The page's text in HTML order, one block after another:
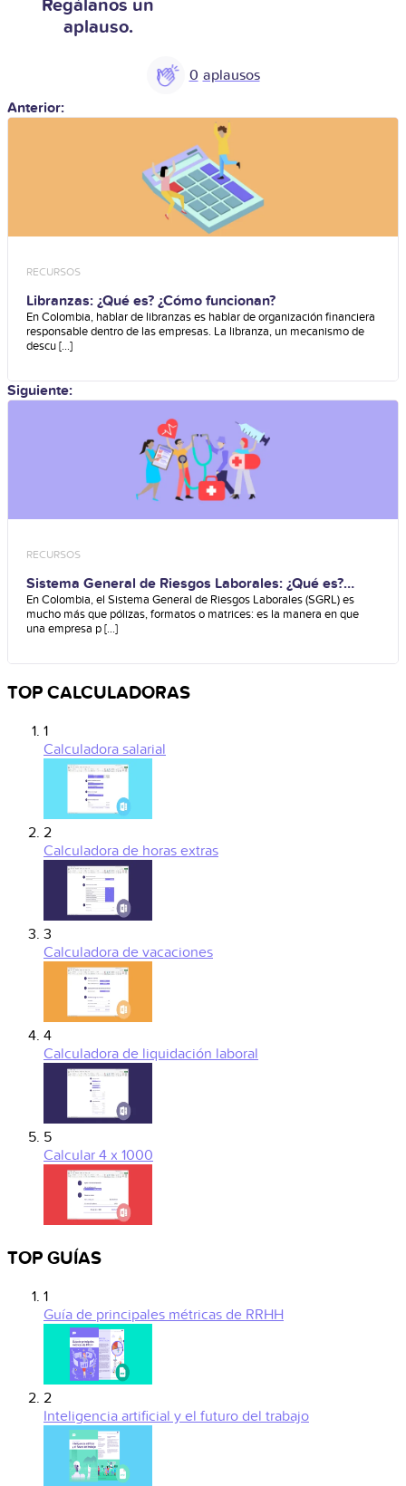
Regálanos un
aplauso.
0
Anterior:
RECURSOS
Libranzas: ¿Qué es? ¿Cómo funcionan?
En Colombia, hablar de libranzas es hablar de organización financiera
responsable dentro de las empresas. La libranza, un mecanismo de
descu [...]
Siguiente:
RECURSOS
Sistema General de Riesgos Laborales: ¿Qué es?
¿Para qué sirve?
En Colombia, el Sistema General de Riesgos Laborales (SGRL) es
mucho más que pólizas, formatos o matrices: es la manera en que
una empresa p [...]
TOP CALCULADORAS
1
Calculadora salarial
2
Calculadora de horas extras
3
Calculadora de vacaciones
4
Calculadora de liquidación laboral
5
Calcular 4 x 1000
TOP GUÍAS
1
Guía de principales métricas de RRHH
2
Inteligencia artificial y el futuro del trabajo